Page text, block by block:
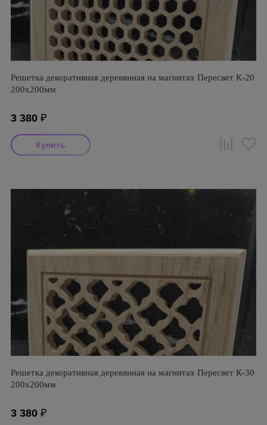
Решетка декоративная деревянная на магнитах Пересвет К-20
200х200мм
3 380 ₽
Решетка декоративная деревянная на магнитах Пересвет К-30
200х200мм
3 380 ₽